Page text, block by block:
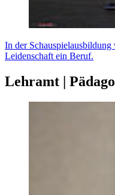
In der
Leidenschaft ein Beruf.
Lehramt |